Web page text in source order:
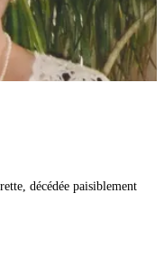
décédée paisiblement